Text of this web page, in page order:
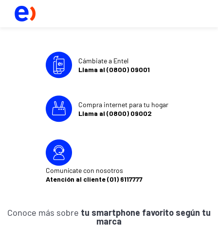
Cámbiate a Entel
Llama al (0800) 09001
Compra internet para tu hogar
Llama al (0800) 09002
Comunícate con nosotros
Atención al cliente (01) 6117777
Conoce más sobre tu smartphone favorito según tu
marca